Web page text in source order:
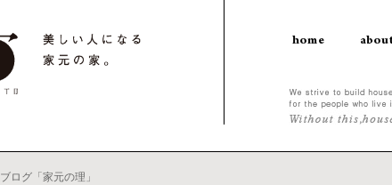
ブログ「家元の理」